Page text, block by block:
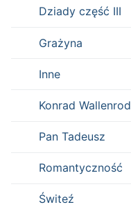
Dziady część III
Grażyna
Inne
Konrad Wallenrod
Pan Tadeusz
Romantyczność
Świteź